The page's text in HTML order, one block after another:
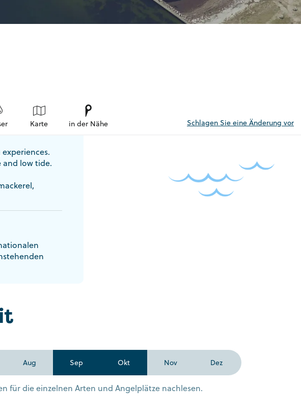
Karte in der Nähe Schlagen Sie eine Änderung vor
low tide.
Aug Sep Okt Nov Dez
für die einzelnen Arten und Angelplätze nachlesen.